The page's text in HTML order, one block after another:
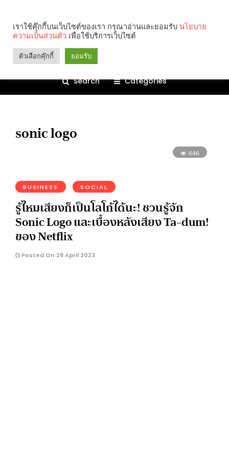
Search Categories
sonic logo
646
BUSINESS SOCIAL
รู้ไหมเสียงก็เป็นโลโก้ได้นะ! ชวนรู้จัก
Sonic Logo และเบื้องหลังเสียง Ta-dum!
ของ Netflix
Posted On 28 April 2023
เราใช้คุ๊กกี้บนเว็บไซต์ของเรา กรุณาอ่านและยอมรับ นโยบาย
ความเป็นส่วนตัว เพื่อใช้บริการเว็บไซต์
ตัวเลือกคุ๊กกี้ ยอมรับ